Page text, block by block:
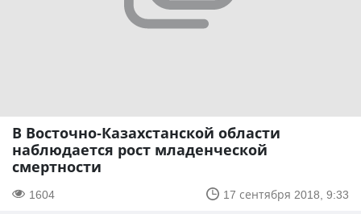
В Восточно-Казахстанской области
наблюдается рост младенческой
смертности
1604 17 сентября 2018, 9:33